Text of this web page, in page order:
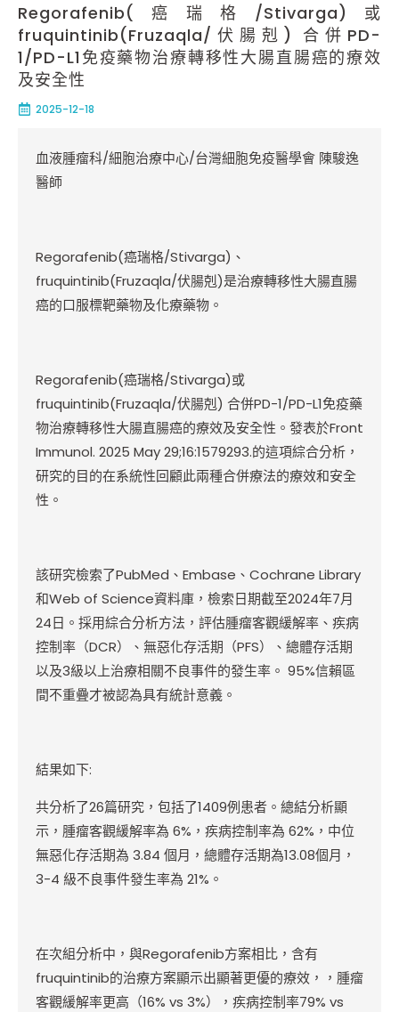
Regorafenib(癌瑞格/Stivarga)或
fruquintinib(Fruzaqla/伏腸剋) 合併PD-
1/PD-L1免疫藥物治療轉移性大腸直腸癌的療效
及安全性
2025-12-18
血液腫瘤科/細胞治療中心/台灣細胞免疫醫學會 陳駿逸
醫師
Regorafenib(癌瑞格/Stivarga)、
fruquintinib(Fruzaqla/伏腸剋)是治療轉移性大腸直腸
癌的口服標靶藥物及化療藥物。
Regorafenib(癌瑞格/Stivarga)或
fruquintinib(Fruzaqla/伏腸剋) 合併PD-1/PD-L1免疫藥
物治療轉移性大腸直腸癌的療效及安全性。發表於Front
Immunol. 2025 May 29;16:1579293.的這項綜合分析，
研究的目的在系統性回顧此兩種合併療法的療效和安全
性。
該研究檢索了PubMed、Embase、Cochrane Library
和Web of Science資料庫，檢索日期截至2024年7月
24日。採用綜合分析方法，評估腫瘤客觀緩解率、疾病
控制率（DCR）、無惡化存活期（PFS）、總體存活期
以及3級以上治療相關不良事件的發生率。 95%信賴區
間不重疊才被認為具有統計意義。
結果如下:
共分析了26篇研究，包括了1409例患者。總結分析顯
示，腫瘤客觀緩解率為 6%，疾病控制率為 62%，中位
無惡化存活期為 3.84 個月，總體存活期為13.08個月，
3-4 級不良事件發生率為 21%。
在次組分析中，與Regorafenib方案相比，含有
fruquintinib的治療方案顯示出顯著更優的療效，，腫瘤
客觀緩解率更高（16% vs 3%），疾病控制率79% vs